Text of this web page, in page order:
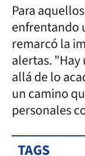
Para
enfrentando
remarcó la
alertas.
allá de lo
un camino
personales
TAGS